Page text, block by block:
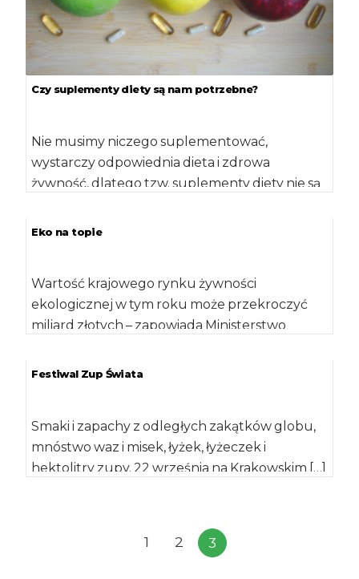
Czy suplementy diety są nam potrzebne?
Nie musimy niczego suplementować,
wystarczy odpowiednia dieta i zdrowa
żywność, dlatego tzw. suplementy diety nie są
Eko na topie
Wartość krajowego rynku żywności
ekologicznej w tym roku może przekroczyć
miliard złotych – zapowiada Ministerstwo
Festiwal Zup Świata
Smaki i zapachy z odległych zakątków globu,
mnóstwo waz i misek, łyżek, łyżeczek i
hektolitry zupy. 22 września na Krakowskim […]
1 2 3